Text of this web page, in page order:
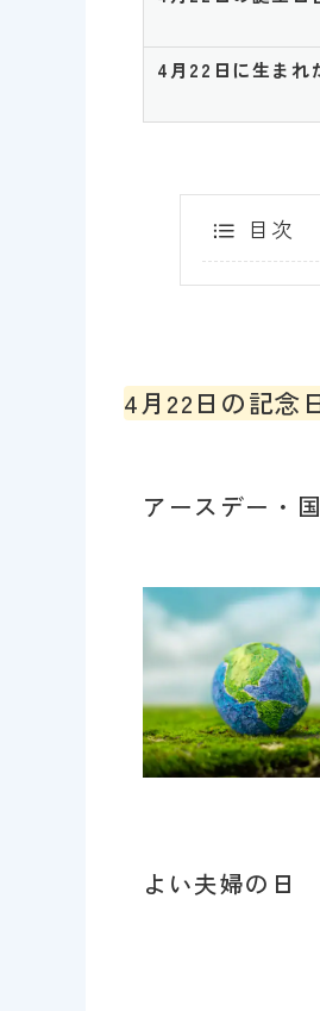
4 月 22 日に生まれ
目次
4月22日の記念
アースデー・
よい夫婦の日